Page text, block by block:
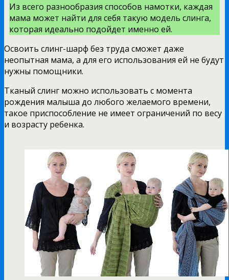
Из всего разнообразия способов намотки, каждая
мама может найти для себя такую модель слинга,
которая идеально подойдет именно ей.
Освоить слинг-шарф без труда сможет даже
неопытная мама, а для его использования ей не будут
нужны помощники.
Тканый слинг можно использовать с момента
рождения малыша до любого желаемого времени,
такое приспособление не имеет ограничений по весу
и возрасту ребенка.